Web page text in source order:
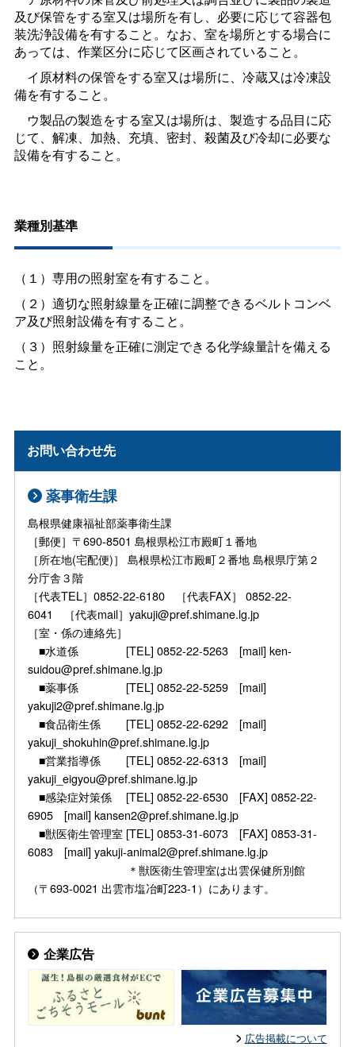
及び保管をする室又は場所を有し、必要に応じて容器包
装洗浄設備を有すること。なお、室を場所とする場合に
あっては、作業区分に応じて区画されていること。
イ原材料の保管をする室又は場所に、冷蔵又は冷凍設
備を有すること。
ウ製品の製造をする室又は場所は、製造する品目に応
じて、解凍、加熱、充填、密封、殺菌及び冷却に必要な
設備を有すること。
業種別基準
（１）専用の照射室を有すること。
（２）適切な照射線量を正確に調整できるベルトコンベ
ア及び照射設備を有すること。
（３）照射線量を正確に測定できる化学線量計を備える
こと。
お問い合わせ先
薬事衛生課
島根県健康福祉部薬事衛生課
［郵便］〒690-8501 島根県松江市殿町１番地
［所在地(宅配便)］ 島根県松江市殿町２番地 島根県庁第２
分庁舎３階
［代表TEL］0852-22-6180 ［代表FAX］ 0852-22-
6041 ［代表mail］yakuji@pref.shimane.lg.jp
［室・係の連絡先］
■水道係 [TEL] 0852-22-5263 [mail] ken-
suidou@pref.shimane.lg.jp
■薬事係 [TEL] 0852-22-5259 [mail]
yakuji2@pref.shimane.lg.jp
■食品衛生係 [TEL] 0852-22-6292 [mail]
yakuji_shokuhin@pref.shimane.lg.jp
■営業指導係 [TEL] 0852-22-6313 [mail]
yakuji_eigyou@pref.shimane.lg.jp
■感染症対策係 [TEL] 0852-22-6530 [FAX] 0852-22-
6905 [mail] kansen2@pref.shimane.lg.jp
■獣医衛生管理室 [TEL] 0853-31-6073 [FAX] 0853-31-
6083 [mail] yakuji-animal2@pref.shimane.lg.jp
＊獣医衛生管理室は出雲保健所別館
（〒693-0021 出雲市塩冶町223-1）にあります。
企業広告
広告掲載について